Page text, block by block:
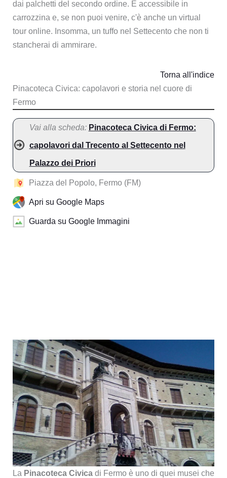
dai palchetti del secondo ordine. È accessibile in
carrozzina e, se non puoi venire, c'è anche un virtual
tour online. Insomma, un tuffo nel Settecento che non ti
stancherai di ammirare.
Pinacoteca Civica: capolavori e storia nel cuore di
Fermo
Torna all'indice
Vai alla scheda: Pinacoteca Civica di Fermo:
capolavori dal Trecento al Settecento nel
Palazzo dei Priori
Piazza del Popolo, Fermo (FM)
Apri su Google Maps
Guarda su Google Immagini
La Pinacoteca Civicadi Fermo è uno di quei musei che